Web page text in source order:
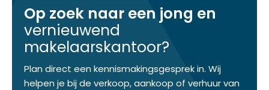
Op zoek naar een jong en
vernieuwend
makelaarskantoor?
Plan direct een kennismakingsgesprek in. Wij
helpen je bij de verkoop, aankoop of verhuur van